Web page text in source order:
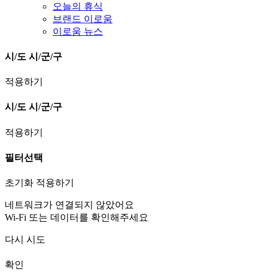
오늘의 휴식
브랜드 이로움
이로움 뉴스
시/도 시/군/구
적용하기
시/도 시/군/구
적용하기
필터선택
초기화 적용하기
네트워크가 연결되지 않았어요
Wi-Fi 또는 데이터를 확인해주세요
다시 시도
확인